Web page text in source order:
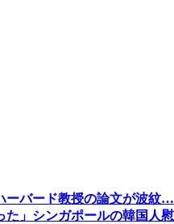
バード教授の論文が波紋…
た」シンガポールの韓国人